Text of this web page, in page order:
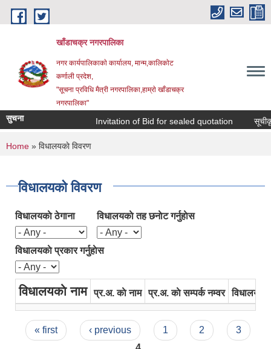
Skip to main content
खाँडाचक्र नगरपालिका
नगर कार्यपालिकाकाे कार्यालय, मान्म,कालिकाेट
क‍र्णाली प्रदेश,
"सूचना प्रविधि मैत्री नगरपालिका,हाम्राे खाँडाचक्र
नगरपालिका"
सुचना Invitation of Bid for sealed quotation
You are here
Home » विधालयकाे विवरण
विधालयकाे विवरण
विधालयकाे ठेगाना विधालयकाे तह छनाेट गर्नुहाेस
विधालयकाे प्रकार गर्नुहाेस
विधालयकाे नाम प्र.अ. काे नाम प्र.अ. काे सम्पर्क नम्वर
Pages
« first ‹ previous 1 2
3